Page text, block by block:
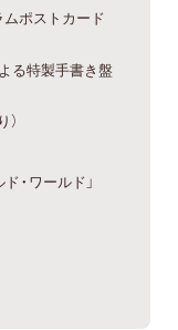
ムポストカード
る特製手書き盤
・ワールド」